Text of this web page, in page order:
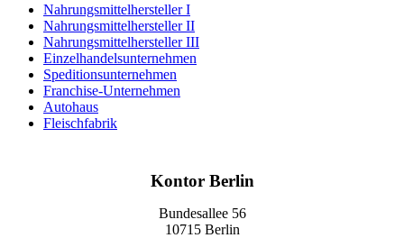
Nahrungsmittelhersteller I
Nahrungsmittelhersteller II
Nahrungsmittelhersteller III
Einzelhandelsunternehmen
Speditionsunternehmen
Franchise-Unternehmen
Autohaus
Fleischfabrik
Kontor Berlin
Bundesallee 56
10715 Berlin